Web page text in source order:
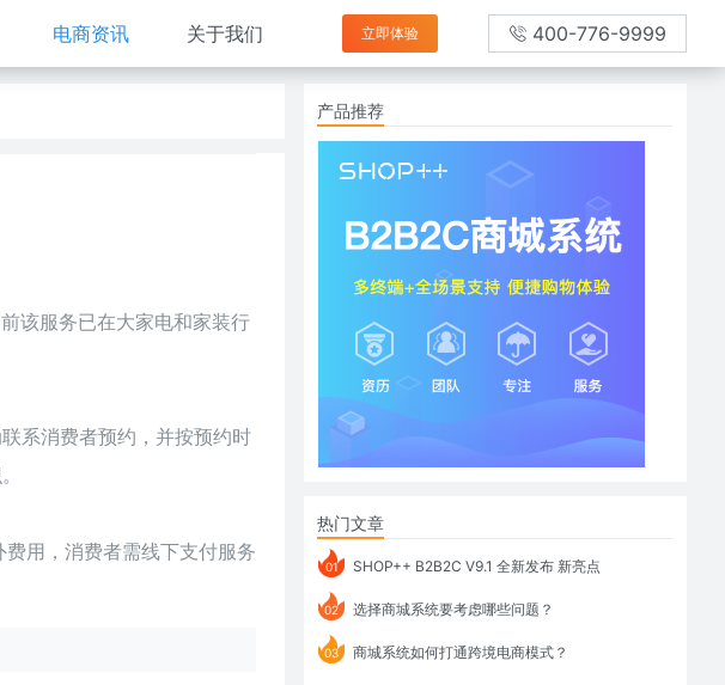
电商资讯 关于我们 立即体验 400-776-9999
该服务已在大家电和家装行
系消费者预约，并按预约时
用，消费者需线下支付服务
产品推荐
热门文章
01 SHOP++ B2B2C V9.1 全新发布 新亮点
02 选择商城系统要考虑哪些问题？
03 商城系统如何打通跨境电商模式？